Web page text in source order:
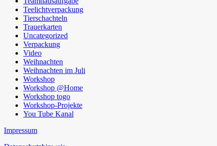
Teelichtverpackung
Tierschachteln
Trauerkarten
Uncategorized
Verpackung
Video
Weihnachten
Weihnachten im Juli
Workshop
Workshop @Home
Workshop togo
Workshop-Projekte
You Tube Kanal
Impressum